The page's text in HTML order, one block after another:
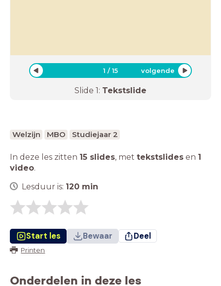
1 /15 volgende
Slide 1: Tekstslide
Welzijn MBO Studiejaar 2
In deze les zitten 15 slides, met tekstslides en 1
video.
Lesduur is: 120 min
Start les Bewaar Deel
Printen
Onderdelen in deze les